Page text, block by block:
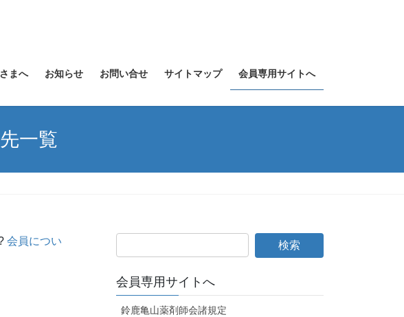
まへ お知らせ お問い合せ サイトマップ 会員専用サイトへ
一覧
会員につい
会員専用サイトへ
鈴鹿亀山薬剤師会諸規定